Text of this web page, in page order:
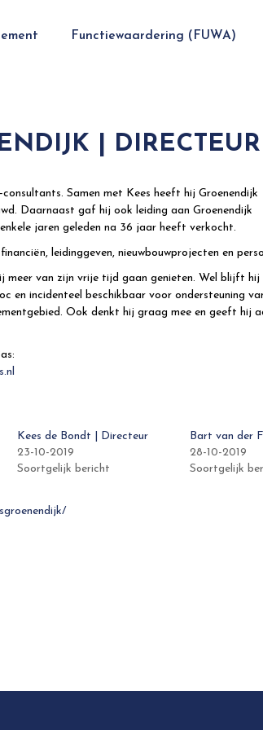
Functiewaardering (FUWA)
| DIRECTEUR
Samen met Kees heeft hij Groenendijk
Daarnaast gaf hij ook leiding aan Groenendijk
jaren geleden na 36 jaar heeft verkocht.
leidinggeven, nieuwbouwprojecten en
meer van zijn vrije tijd gaan genieten. Wel blijft hij
en incidenteel beschikbaar voor ondersteuning
Ook denkt hij graag mee en geeft hij
Kees de Bondt | Directeur
23-10-2019
Soortgelijk bericht
Bart van der
28-10-2019
Soortgelijk